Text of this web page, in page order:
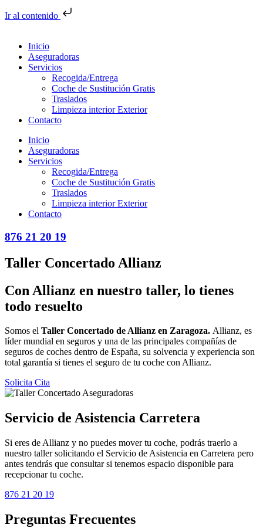
Ir al contenido
Inicio
Aseguradoras
Servicios
Recogida/Entrega
Coche de Sustitución Gratis
Traslados
Limpieza interior Exterior
Contacto
Inicio
Aseguradoras
Servicios
Recogida/Entrega
Coche de Sustitución Gratis
Traslados
Limpieza interior Exterior
Contacto
876 21 20 19
Taller Concertado Allianz
Con Allianz en nuestro taller, lo tienes
todo resuelto
Somos el Taller Concertado de Allianz en Zaragoza. Allianz, es
líder mundial en seguros y una de las principales compañías de
seguros de coches dentro de España, su solvencia y experiencia son
total garantía si tienes el seguro de tu coche con Allianz.
Solicita Cita
Servicio de Asistencia Carretera
Si eres de Allianz y no puedes mover tu coche, podrás traerlo a
nuestro taller solicitando el Servicio de Asistencia en Carretera pero
antes tendrás que consultar si tenemos espacio disponible para
recepcionar tu coche.
876 21 20 19
Preguntas Frecuentes